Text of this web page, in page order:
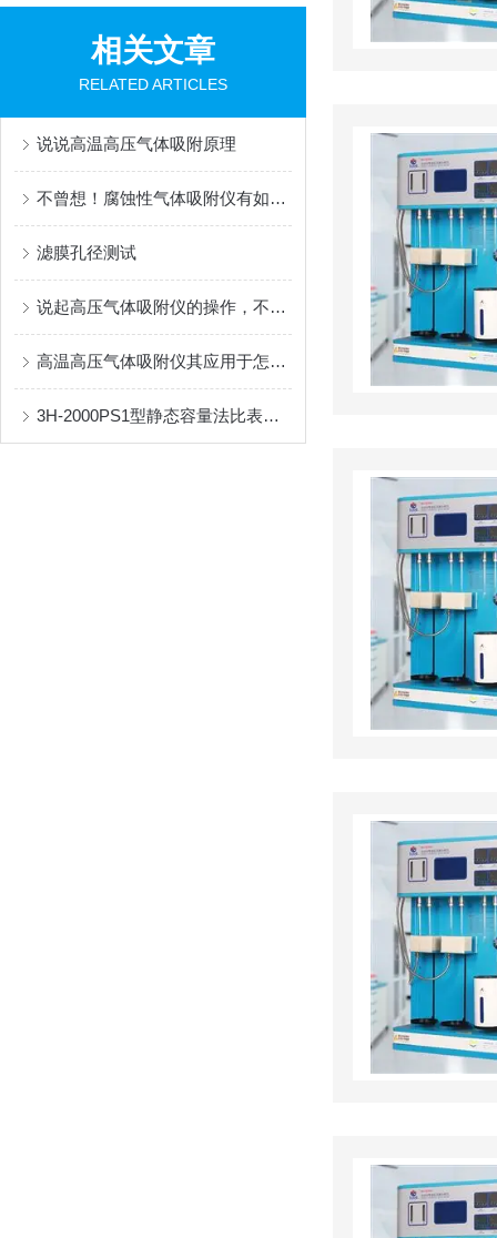
相关文章
RELATED ARTICLES
说说高温高压气体吸附原理
不曾想！腐蚀性气体吸附仪有如此之多的优势
滤膜孔径测试
说起高压气体吸附仪的操作，不妨先看看下文！
高温高压气体吸附仪其应用于怎样的领域呢？
3H-2000PS1型静态容量法比表面及孔径分析仪测试实验报告